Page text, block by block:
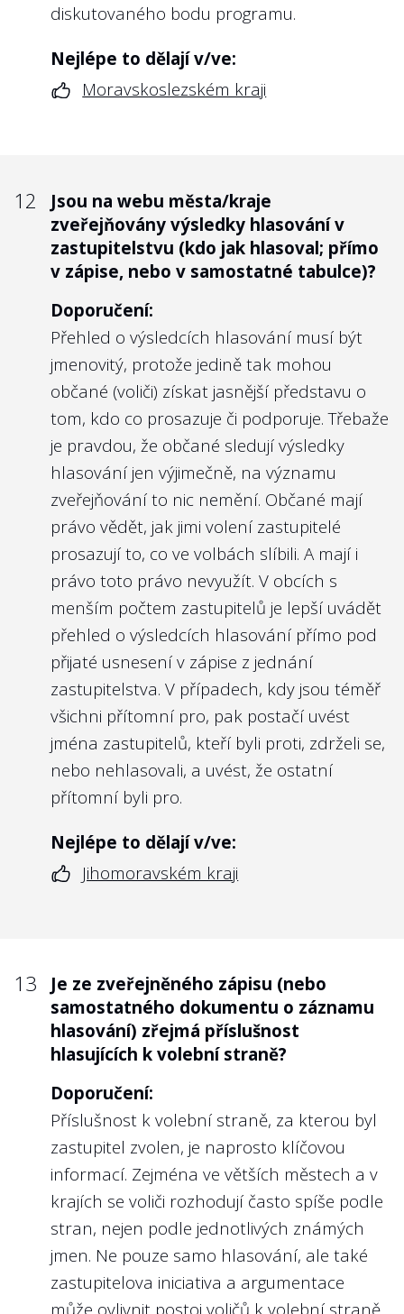
diskutovaného bodu programu.
Nejlépe to dělají v/ve:
Moravskoslezském kraji
12
Jsou na webu města/kraje
zveřejňovány výsledky hlasování v
zastupitelstvu (kdo jak hlasoval; přímo
v zápise, nebo v samostatné tabulce)?
Doporučení:
Přehled o výsledcích hlasování musí být
jmenovitý, protože jedině tak mohou
občané (voliči) získat jasnější představu o
tom, kdo co prosazuje či podporuje. Třebaže
je pravdou, že občané sledují výsledky
hlasování jen výjimečně, na významu
zveřejňování to nic nemění. Občané mají
právo vědět, jak jimi volení zastupitelé
prosazují to, co ve volbách slíbili. A mají i
právo toto právo nevyužít. V obcích s
menším počtem zastupitelů je lepší uvádět
přehled o výsledcích hlasování přímo pod
přijaté usnesení v zápise z jednání
zastupitelstva. V případech, kdy jsou téměř
všichni přítomní pro, pak postačí uvést
jména zastupitelů, kteří byli proti, zdrželi se,
nebo nehlasovali, a uvést, že ostatní
přítomní byli pro.
Nejlépe to dělají v/ve:
Jihomoravském kraji
13
Je ze zveřejněného zápisu (nebo
samostatného dokumentu o záznamu
hlasování) zřejmá příslušnost
hlasujících k volební straně?
Doporučení:
Příslušnost k volební straně, za kterou byl
zastupitel zvolen, je naprosto klíčovou
informací. Zejména ve větších městech a v
krajích se voliči rozhodují často spíše podle
stran, nejen podle jednotlivých známých
jmen. Ne pouze samo hlasování, ale také
zastupitelova iniciativa a argumentace
může ovlivnit postoj voličů k volební straně.